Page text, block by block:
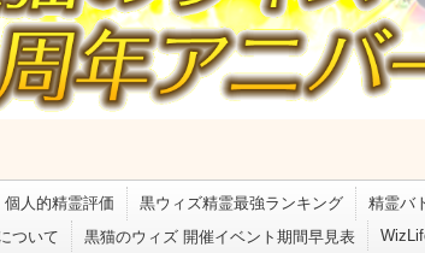
個人的精霊評価 黒ウィズ精霊最強ランキング 精霊バ
ついて
黒猫のウィズ 開催イベント期間早見表